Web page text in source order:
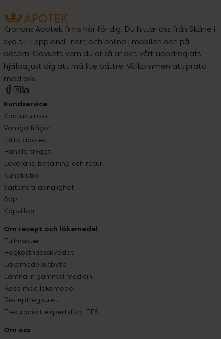
Kronans Apotek finns här för dig. Du hittar oss från Skåne i
syd till Lappland i norr, och online i mobilen och på
datorn. Oavsett vem du är så är det vårt uppdrag att
hjälpa just dig att må lite bättre. Välkommen att prata
med oss.
Kundservice
Kontakta oss
Vanliga frågor
Hitta apotek
Handla tryggt
Leverans, betalning och retur
Kundklubb
Sajtens tillgänglighet
App
Köpvillkor
Om recept och läkemedel
Fullmakter
Högkostnadsskyddet
Läkemedelsutbyte
Lämna in gammal medicin
Resa med läkemedel
Receptregistret
Elektroniskt expertstöd, EES
Om oss